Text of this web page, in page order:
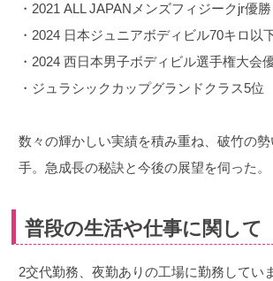
・2021 ALL JAPANメンズフィジークjr優勝
・2024 日本ジュニアボディビル70キロ以
・2024 西日本男子ボディビル選手権大会
・ジュラシックカップグランドクラス5位
数々の輝かしい実績を積み重ね、破竹の
手。急成長の秘訣と今後の展望を伺った。
普段の生活や仕事に関して
2交代勤務、夜勤ありの工場に勤務してい